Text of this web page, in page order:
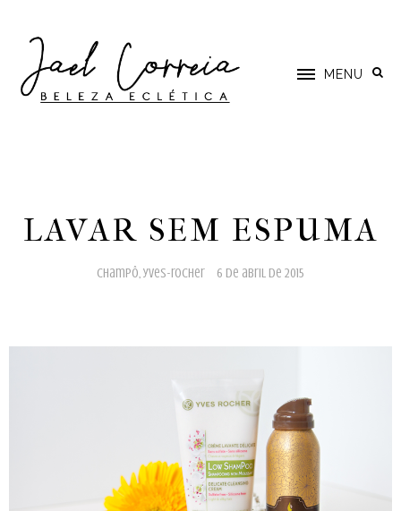
MENU
LAVAR SEM ESPUMA
champô,yves-rocher 6 de abril de 2015